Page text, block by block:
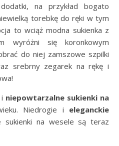
na przykład bogato
torebkę do ręki w tym
to wciąż modna sukienka z
wyróżni się koronkowym
do niej zamszowe szpilki
srebrny zegarek na rękę i
niepowtarzalne sukienki na
Niedrogie i eleganckie
sukienki na wesele są teraz